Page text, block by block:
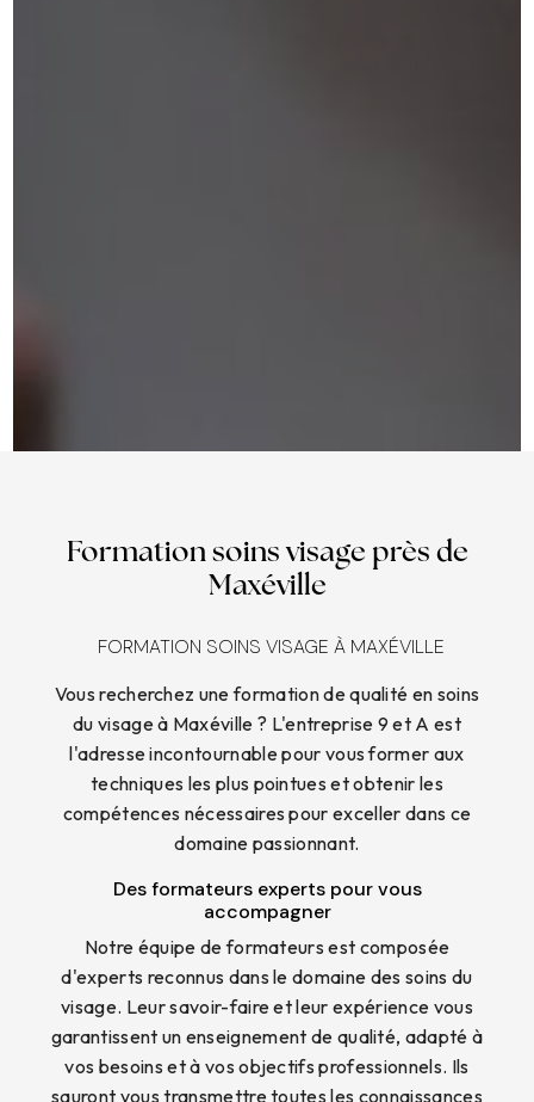
Formation soins visage près de
Maxéville
FORMATION SOINS VISAGE À MAXÉVILLE
Vous recherchez une formation de qualité en soins
du visage à Maxéville ? L'entreprise 9 et A est
l'adresse incontournable pour vous former aux
techniques les plus pointues et obtenir les
compétences nécessaires pour exceller dans ce
domaine passionnant.
Des formateurs experts pour vous
accompagner
Notre équipe de formateurs est composée
d'experts reconnus dans le domaine des soins du
visage. Leur savoir-faire et leur expérience vous
garantissent un enseignement de qualité, adapté à
vos besoins et à vos objectifs professionnels. Ils
sauront vous transmettre toutes les connaissances